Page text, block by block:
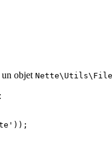
un objet